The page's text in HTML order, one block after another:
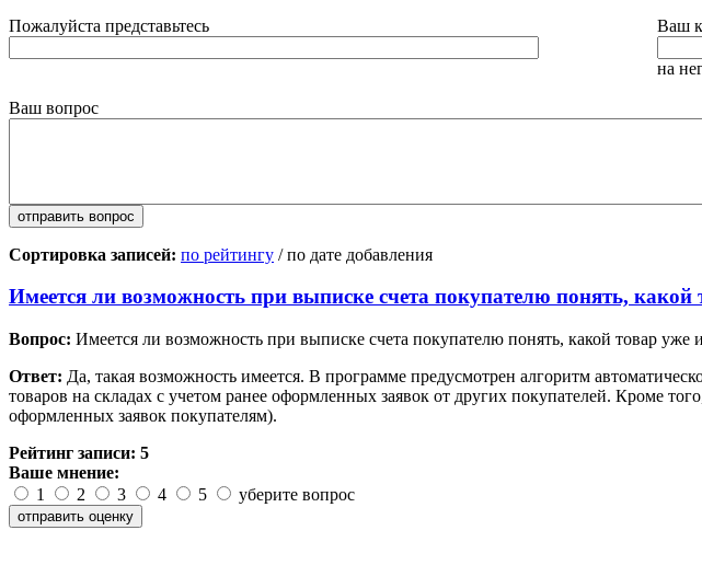
Пожалуйста представьтесь Ваш
на
Ваш вопрос
Сортировка записей: по рейтингу / по дате добавления
Имеется ли возможность при выписке счета покупателю понять, какой
Вопрос: Имеется ли возможность при выписке счета покупателю понять, какой товар уже
Ответ: Да, такая возможность имеется. В программе предусмотрен алгоритм
товаров на складах с учетом ранее оформленных заявок от других покупателей. Кроме
оформленных заявок покупателям).
Рейтинг записи: 5
Ваше мнение:
1
2 3 4 5 уберите вопрос